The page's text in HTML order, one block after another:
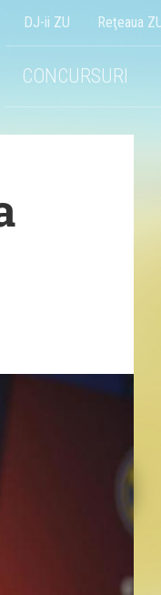
DJ-ii ZU Reţeaua
CONCURSURI